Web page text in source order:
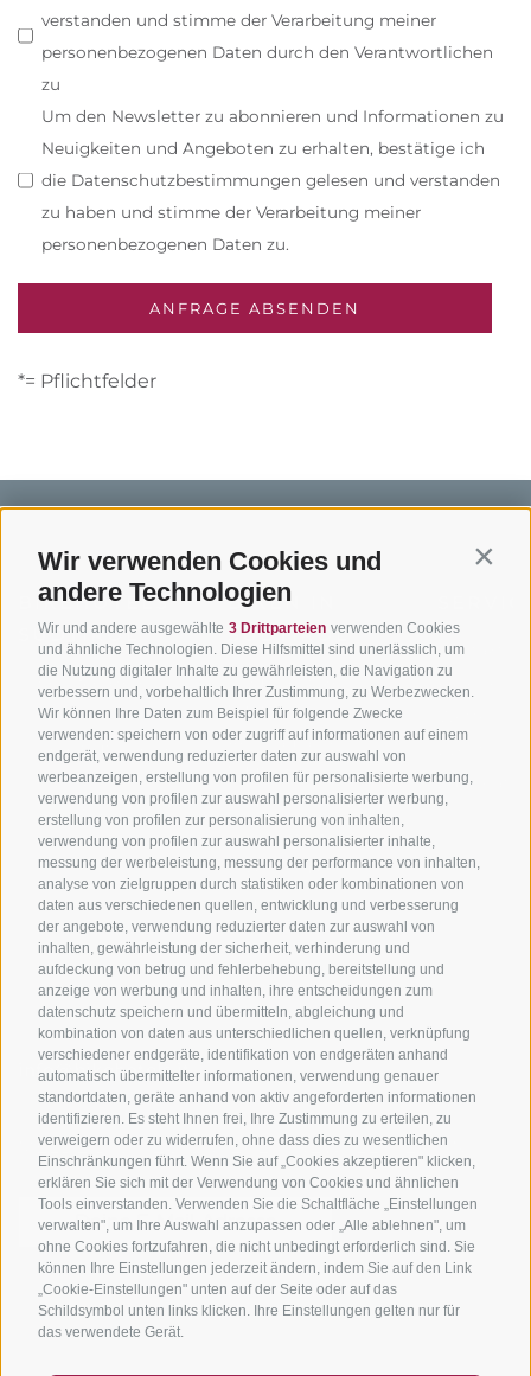
Wir verwenden Cookies und
andere Technologien
Wir und andere ausgewählte 3 Drittparteien verwenden Cookies
und ähnliche Technologien. Diese Hilfsmittel sind unerlässlich, um
die Nutzung digitaler Inhalte zu gewährleisten, die Navigation zu
verbessern und, vorbehaltlich Ihrer Zustimmung, zu Werbezwecken.
Wir können Ihre Daten zum Beispiel für folgende Zwecke
verwenden: speichern von oder zugriff auf informationen auf einem
endgerät, verwendung reduzierter daten zur auswahl von
werbeanzeigen, erstellung von profilen für personalisierte werbung,
verwendung von profilen zur auswahl personalisierter werbung,
erstellung von profilen zur personalisierung von inhalten,
verwendung von profilen zur auswahl personalisierter inhalte,
messung der werbeleistung, messung der performance von inhalten,
analyse von zielgruppen durch statistiken oder kombinationen von
daten aus verschiedenen quellen, entwicklung und verbesserung
der angebote, verwendung reduzierter daten zur auswahl von
inhalten, gewährleistung der sicherheit, verhinderung und
aufdeckung von betrug und fehlerbehebung, bereitstellung und
anzeige von werbung und inhalten, ihre entscheidungen zum
datenschutz speichern und übermitteln, abgleichung und
kombination von daten aus unterschiedlichen quellen, verknüpfung
verschiedener endgeräte, identifikation von endgeräten anhand
automatisch übermittelter informationen, verwendung genauer
standortdaten, geräte anhand von aktiv angeforderten informationen
identifizieren. Es steht Ihnen frei, Ihre Zustimmung zu erteilen, zu
verweigern oder zu widerrufen, ohne dass dies zu wesentlichen
Einschränkungen führt. Wenn Sie auf „Cookies akzeptieren" klicken,
erklären Sie sich mit der Verwendung von Cookies und ähnlichen
Tools einverstanden. Verwenden Sie die Schaltfläche „Einstellungen
verwalten", um Ihre Auswahl anzupassen oder „Alle ablehnen", um
ohne Cookies fortzufahren, die nicht unbedingt erforderlich sind. Sie
können Ihre Einstellungen jederzeit ändern, indem Sie auf den Link
„Cookie-Einstellungen" unten auf der Seite oder auf das
Schildsymbol unten links klicken. Ihre Einstellungen gelten nur für
das verwendete Gerät.
verstanden und stimme der Verarbeitung meiner
personenbezogenen Daten durch den Verantwortlichen
zu
Um den Newsletter zu abonnieren und Informationen zu
Neuigkeiten und Angeboten zu erhalten, bestätige ich
die Datenschutzbestimmungen gelesen und verstanden
zu haben und stimme der Verarbeitung meiner
personenbezogenen Daten zu.
*= Pflichtfelder
BIKEHOTELS
SÜDTIROL
Hotels & Pakete
Urlaubspakete
Unsere Gutscheine
Hot Deals
Bike & Work
BIKEN IN
SÜDTIROL
Mountainbiken in
Südtirol
Rennradfahren in
Südtirol
Radwege in Südtirol
Bikeshops & Verleihe
Bike-Schulen
Tourenzentrale
Kontakt
Anreise
Zum
info@bikehotels.it
MELDE DICH ZU UNSEREM NEWSLETTER AN!
JETZT ANMELDEN